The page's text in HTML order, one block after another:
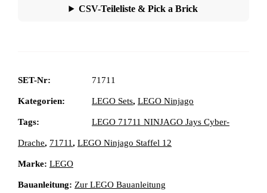
CSV-Teileliste & Pick a Brick
SET-Nr: 71711
Kategorien: LEGO Sets, LEGO Ninjago
Tags: LEGO 71711 NINJAGO Jays Cyber-
Drache, 71711, LEGO Ninjago Staffel 12
Marke: LEGO
Bauanleitung: Zur LEGO Bauanleitung